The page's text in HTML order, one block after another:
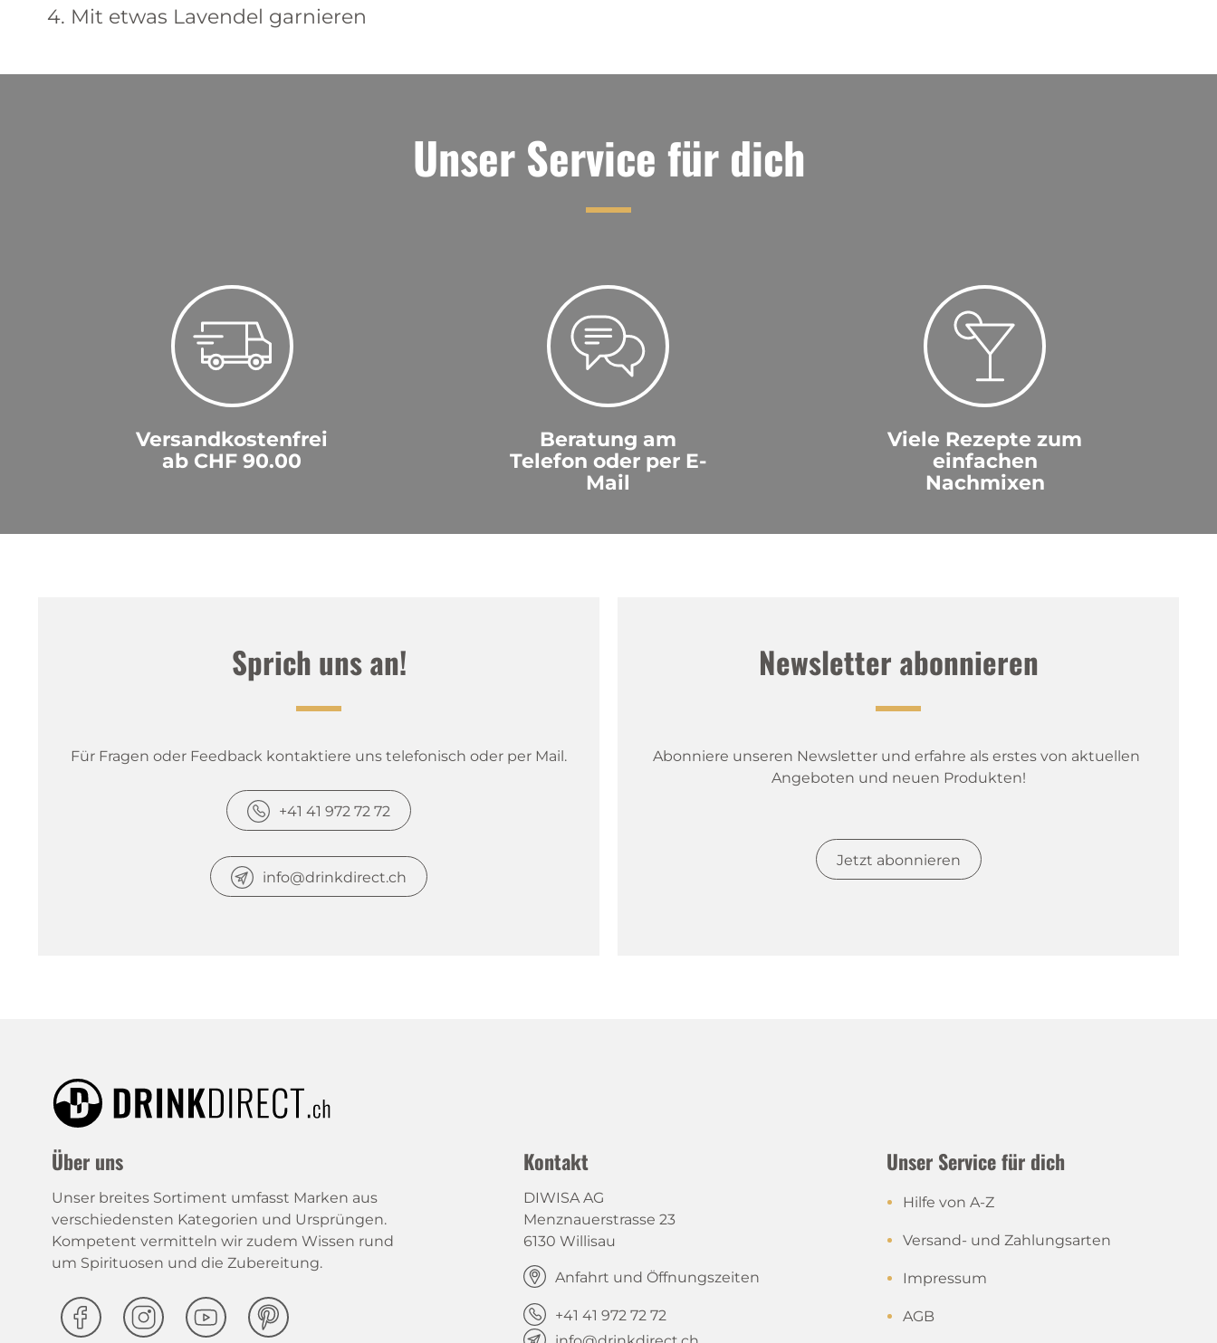
4. Mit etwas Lavendel garnieren
Unser Service für dich
Versandkostenfrei
ab CHF 90.00
Beratung am
Telefon oder per E-
Mail
Viele Rezepte zum
einfachen
Nachmixen
Sprich uns an!
Für Fragen oder Feedback kontaktiere uns telefonisch oder per Mail.
+41 41 972 72 72
info@drinkdirect.ch
Newsletter abonnieren
Abonniere unseren Newsletter und erfahre als erstes von aktuellen
Angeboten und neuen Produkten!
Jetzt abonnieren
Über uns
Unser breites Sortiment umfasst Marken aus
verschiedensten Kategorien und Ursprüngen.
Kompetent vermitteln wir zudem Wissen rund
um Spirituosen und die Zubereitung.
Kontakt
DIWISA AG
Menznauerstrasse 23
6130 Willisau
Anfahrt und Öffnungszeiten
+41 41 972 72 72
Unser Service für dich
Hilfe von A-Z
Versand- und Zahlungsarten
Impressum
AGB